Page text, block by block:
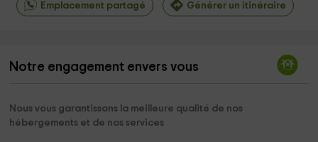
Emplacement partagé Générer un itinéraire
Notre engagement envers vous
Nous vous garantissons la meilleure qualité de nos
hébergements et de nos services